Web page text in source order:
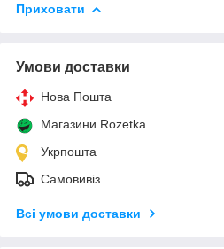
Приховати
Умови доставки
Нова Пошта
Магазини Rozetka
Укрпошта
Самовивіз
Всі умови доставки